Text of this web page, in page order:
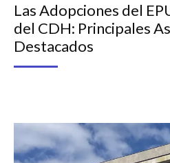
Las Adopciones del
del CDH: Principales
Destacados